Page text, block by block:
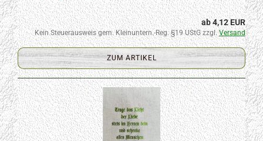
ab 4,12 EUR
Kein Steuerausweis gem. Kleinuntern.-Reg. §19 UStG zzgl.Versand
ZUM ARTIKEL